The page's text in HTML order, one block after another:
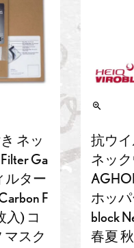
ネッ
Ga
ルター
F
入) コ
マスク
抗ウ
ネッ
ホッパ
block
春夏